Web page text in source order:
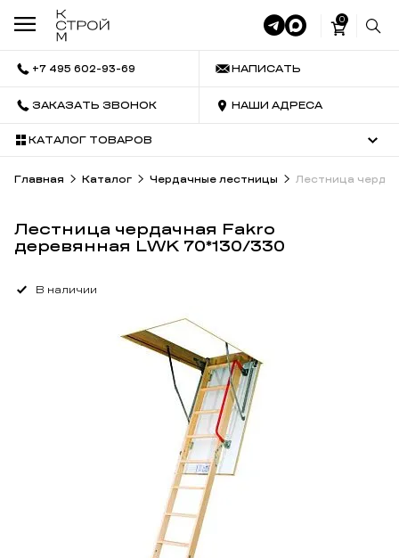
0
+7 495 602-93-69 НАПИСАТЬ
ЗАКАЗАТЬ ЗВОНОК НАШИ АДРЕСА
КАТАЛОГ ТОВАРОВ
Главная Каталог Чердачные лестницы Лестница
Лестница чердачная Fakro
деревянная LWK 70*130/330
В наличии